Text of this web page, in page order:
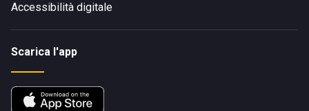
Accessibilità digitale
Scarica l'app